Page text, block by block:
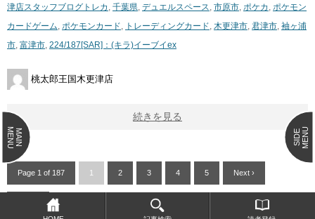
津店スタッフブログ トレカ , 千葉県, デュエルスペース, 市原市, ポケカ , ポケモン
カードゲーム, ポケモンカード, トレーディングカード, 木更津市, 君津市, 袖ヶ浦
市, 富津市, 224/187[SAR]：(キラ)イーブイex
桃太郎王国木更津店
続きを見る
Page 1 of 187 1 2 3 4 5 Next ›
MAIN
MENU SIDEMENU